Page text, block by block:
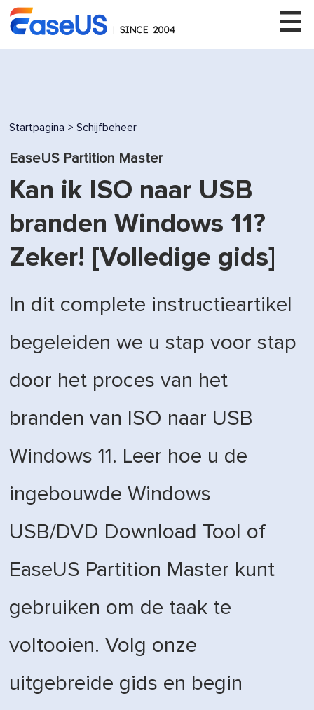
Startpagina > Schijfbeheer
EaseUS Partition Master
Kan ik ISO naar USB
branden Windows 11?
Zeker! [Volledige gids]
In dit complete instructieartikel
begeleiden we u stap voor stap
door het proces van het
branden van ISO naar USB
Windows 11. Leer hoe u de
ingebouwde Windows
USB/DVD Download Tool of
EaseUS Partition Master kunt
gebruiken om de taak te
voltooien. Volg onze
uitgebreide gids en begin